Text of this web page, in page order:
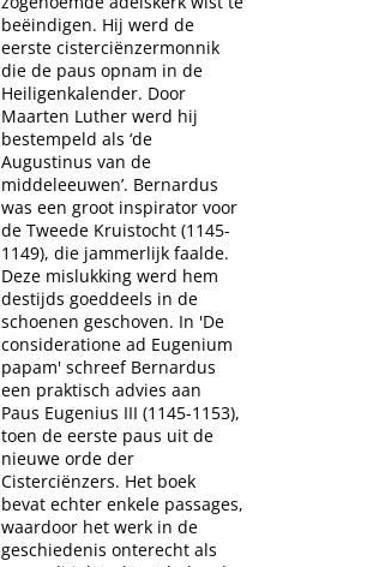
beëindigen. Hij werd de
eerste cisterciënzermonnik
die de paus opnam in de
Heiligenkalender. Door
Maarten Luther werd hij
bestempeld als ‘de
Augustinus van de
middeleeuwen’. Bernardus
was een groot inspirator voor
de Tweede Kruistocht (1145-
1149), die jammerlijk faalde.
Deze mislukking werd hem
destijds goeddeels in de
schoenen geschoven. In 'De
consideratione ad Eugenium
papam' schreef Bernardus
een praktisch advies aan
Paus Eugenius III (1145-1153),
toen de eerste paus uit de
nieuwe orde der
Cisterciënzers. Het boek
bevat echter enkele passages,
waardoor het werk in de
geschiedenis onterecht als